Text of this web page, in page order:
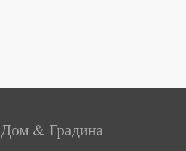
Дом & Градина